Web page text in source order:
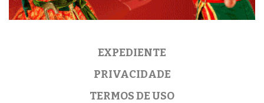
EXPEDIENTE
PRIVACIDADE
TERMOS DE USO